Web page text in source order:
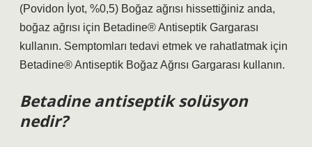
(Povidon İyot, %0,5) Boğaz ağrısı hissettiğiniz anda,
boğaz ağrısı için Betadine® Antiseptik Gargarası
kullanın. Semptomları tedavi etmek ve rahatlatmak için
Betadine® Antiseptik Boğaz Ağrısı Gargarası kullanın.
Betadine antiseptik solüsyon
nedir?